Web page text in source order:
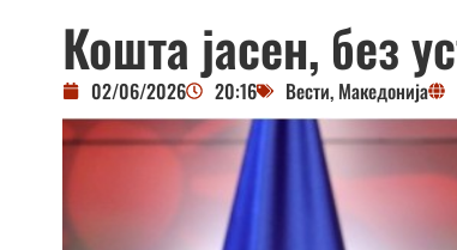
Кошта јасен, без
02/06/2026 20:16 Вести, Македонија